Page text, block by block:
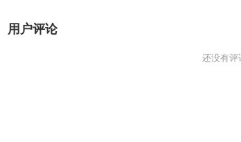
用户评论
还没有评